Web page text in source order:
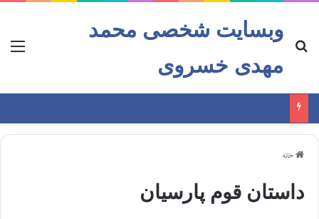
وبسایت شخصی محمد
مهدی خسروی
خانه
داستان قوم پارسیان